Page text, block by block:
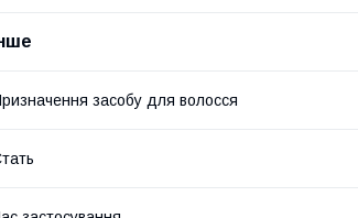
засобу для волосся